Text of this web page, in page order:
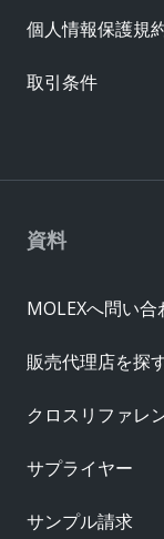
資料
MOLEXへ問い合
販売代理店を探
クロスリファレ
サプライヤー
サンプル請求
個人情報保護規
取引条件